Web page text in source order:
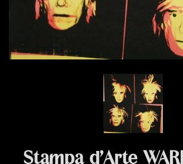
Stampa d’Arte